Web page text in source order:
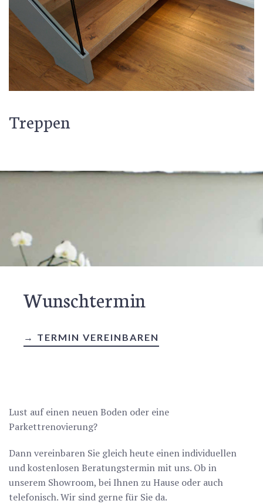
Treppen
Wunschtermin
→ TERMIN VEREINBAREN
Lust auf einen neuen Boden oder eine
Parkettrenovierung?
Dann vereinbaren Sie gleich heute einen individuellen
und kostenlosen Beratungstermin mit uns. Ob in
unserem Showroom, bei Ihnen zu Hause oder auch
telefonisch. Wir sind gerne für Sie da.